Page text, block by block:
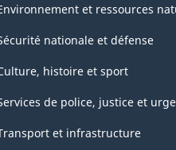
et ressources
nationale et défense
histoire et sport
de police, justice et
et infrastructure